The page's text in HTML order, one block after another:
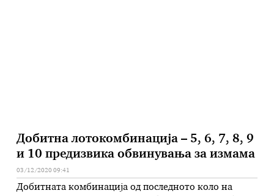
Добитна лотокомбинација – 5, 6, 7, 8, 9
и 10 предизвика обвинувања за измама
03/12/2020 09:41
Добитната комбинација од последното коло на